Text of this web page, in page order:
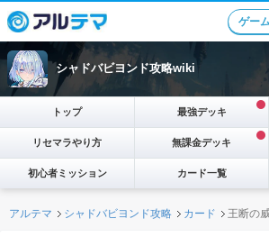
ゲー
シャドバビヨンド攻略wiki
トップ 最強デッキ
リセマラやり方 無課金デッキ
初心者ミッション カード一覧
アルテマ シャドバビヨンド攻略 カード 王断の